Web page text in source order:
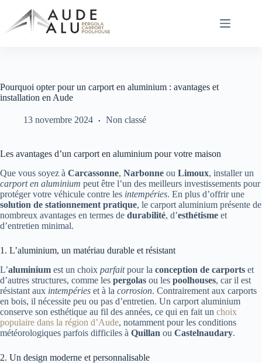
contenu
Pourquoi opter pour un carport en aluminium : avantages et
installation en Aude
13 novembre 2024 Non classé
Les avantages d’un carport en aluminium pour votre maison
Que vous soyez à Carcassonne, Narbonne ou Limoux, installer un
carport en aluminium peut être l’un des meilleurs investissements pour
protéger votre véhicule contre les intempéries. En plus d’offrir une
solution de stationnement pratique, le carport aluminium présente de
nombreux avantages en termes de durabilité, d’esthétisme et
d’entretien minimal.
1. L’aluminium, un matériau durable et résistant
L’aluminium est un choix parfaitpour la conception de carports et
d’autres structures, comme les pergolas ou les poolhouses, car il est
résistant aux intempéries et à la corrosion. Contrairement aux carports
en bois, il nécessite peu ou pas d’entretien. Un carport aluminium
conserve son esthétique au fil des années, ce qui en fait un choix
populaire dans la région d’Aude, notamment pour les conditions
météorologiques parfois difficiles à Quillan ou Castelnaudary.
2. Un design moderne et personnalisable